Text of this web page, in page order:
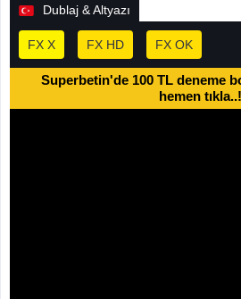
Dublaj & Altyazı
FX X FX HD FX OK
Superbetin'de 100 TL deneme
hemen tıkla..!